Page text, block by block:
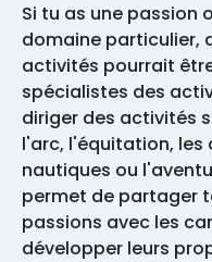
Si tu as une passion
domaine particulier,
activités pourrait
spécialistes des
diriger des activités
l'arc, l'équitation, les
nautiques ou
permet de partager
passions avec les
développer leurs